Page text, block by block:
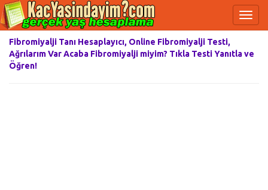
Fibromiyalji Tanı Hesaplayıcı, Online Fibromiyalji Testi,
Ağrılarım Var Acaba Fibromiyalji miyim? Tıkla Testi Yanıtla ve
Öğren!